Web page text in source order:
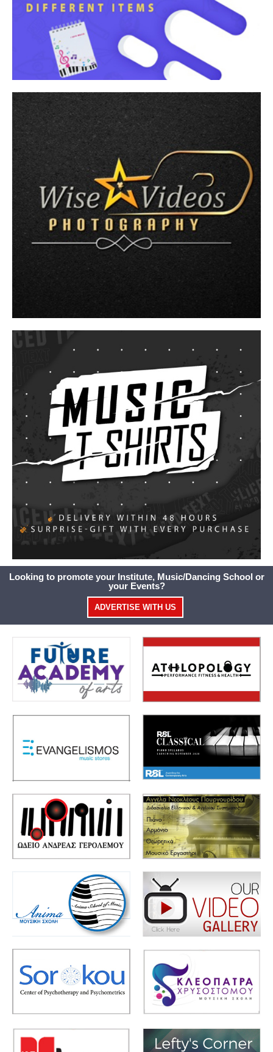
Looking to promote your Institute, Music/Dancing School or
your Events?
ADVERTISE WITH US